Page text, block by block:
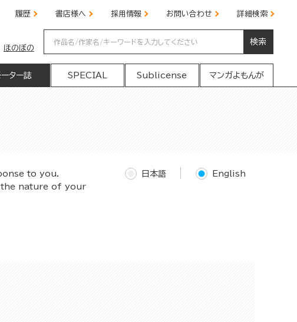
履歴 書店様へ 採用情報 お問い合わせ 詳細検索
ほのぼの
検索
ーター誌 SPECIAL Sublicense マンガよもんが
to you.
nature of your
日本語 English